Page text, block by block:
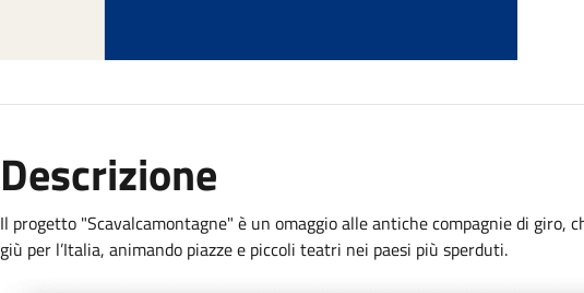
Descrizione
Il progetto "Scavalcamontagne" è un omaggio alle antiche compagnie di giro,
giù per l’Italia, animando piazze e piccoli teatri nei paesi più sperduti.